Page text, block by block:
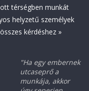
térségben munkát
helyzetű személyek
kérdéshez »
"Ha egy embernek
utcaseprő a
munkája, akkor